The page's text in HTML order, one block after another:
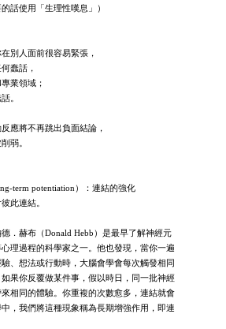
話使用「生理性嘆息」）
別人面前很容易緊張，
蠢話，
業領域；
。
應將不再跳出負面結論，
弱。
term potentiation）：連結的強化
此連結。
．赫布（Donald Hebb）是最早了解神經元
理過程的科學家之一。他也發現，當你一遍
、想法或行動時，大腦會學會每次觸發相同
果你反覆做某件事，假以時日，同一批神經
相同的體驗。你重複的次數愈多，連結就會
，我們將這種現象稱為長期增強作用，即連